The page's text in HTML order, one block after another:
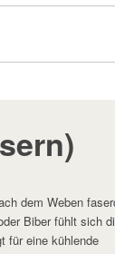
dem Weben
Biber fühlt sich
für eine kühlende